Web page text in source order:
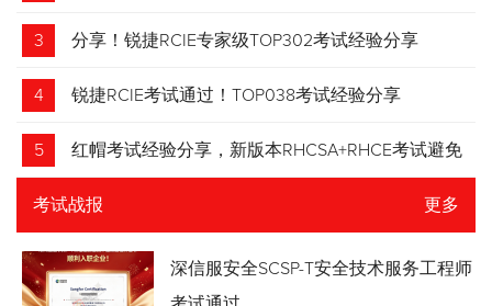
3 分享！锐捷RCIE专家级TOP302考试经验分享
4 锐捷RCIE考试通过！TOP038考试经验分享
5 红帽考试经验分享，新版本RHCSA+RHCE考试避免
踩坑
考试战报 更多
深信服安全SCSP-T安全技术服务工程师